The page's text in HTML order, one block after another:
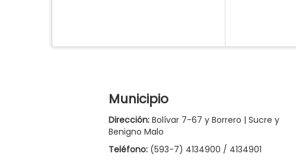
Municipio
Dirección: Bolívar 7-67 y Borrero | Sucre y
Benigno Malo
Teléfono: (593-7) 4134900 / 4134901